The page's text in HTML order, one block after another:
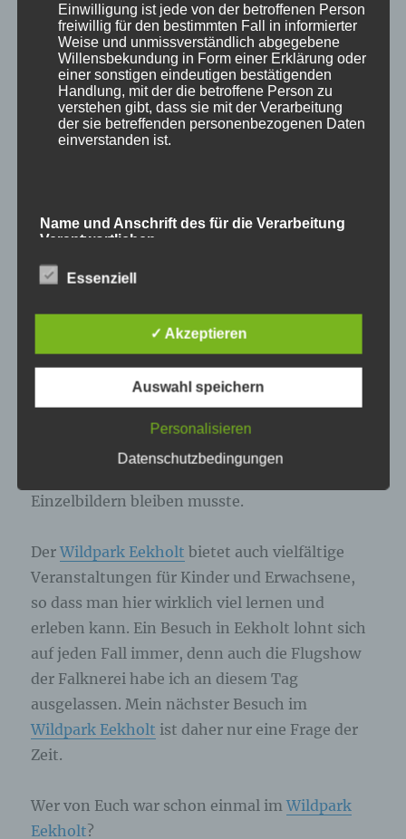
undWaschbär.
Beide waren jedoch “nicht so in
Einzelbildern bleiben musste.
DerWildpark Eekholt bietet auch vielfältige
Veranstaltungen für Kinder und Erwachsene,
so dass man hier wirklich viel lernen und
erleben kann. Ein Besuch in Eekholt lohnt sich
auf jeden Fall immer, denn auch die Flugshow
der Falknerei habe ich an diesem Tag
ausgelassen. Mein nächster Besuch im
Wildpark Eekholt ist daher nur eine Frage der
Zeit.
Wer von Euch war schon einmal imWildpark
Eekholt?
Einwilligung ist jede von der betroffenen Person
freiwillig für den bestimmten Fall in informierter
Weise und unmissverständlich abgegebene
Willensbekundung in Form einer Erklärung oder
einer sonstigen eindeutigen bestätigenden
Handlung, mit der die betroffene Person zu
verstehen gibt, dass sie mit der Verarbeitung
der sie betreffenden personenbezogenen Daten
einverstanden ist.
Name und Anschrift des für die Verarbeitung
Verantwortlichen
Verantwortlicher im Sinne der Datenschutz-
der Europäischen Union geltenden
Datenschutzgesetze und anderer Bestimmungen
mit datenschutzrechtlichem Charakter ist die:
Cookies / SessionStorage / LocalStorage
Die Internetseiten verwenden teilweise so
SessionStorage. Dies dient dazu, unser Angebot
machen. Local Storage und SessionStorage ist
eine Technologie, mit welcher ihr Browser Daten
abspeichert. Cookies sind Textdateien, welche
über einen Internetbrowser auf einem
Computersystem abgelegt und gespeichert
werden. Sie können die Verwendung von Cookies,
LocalStorage und SessionStorage durch
entsprechende Einstellung in Ihrem Browser
Zahlreiche Internetseiten und Server verwenden
Cookies. Viele Cookies enthalten eine sogenannte
Cookie-ID. Eine Cookie-ID ist eine eindeutige
Kennung des Cookies. Sie besteht aus einer
Zeichenfolge, durch welche Internetseiten und
wurde. Dies ermöglicht es den besuchten
Internetseiten und Servern, den individuellen
Essenziell
✓ Akzeptieren
Auswahl speichern
Personalisieren
Datenschutzbedingungen